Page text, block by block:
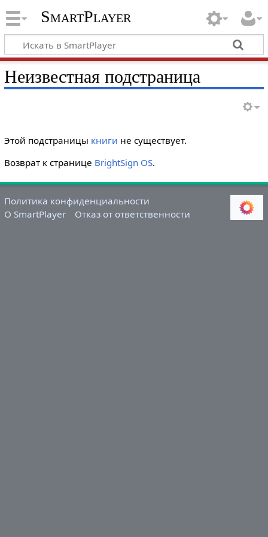
SmartPlayer
Неизвестная подстраница
Этой подстраницы книги не существует.
Возврат к странице BrightSign OS.
Политика конфиденциальности
О SmartPlayer
Отказ от ответственности